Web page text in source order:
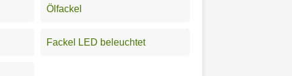
Ölfackel
Fackel LED beleuchtet